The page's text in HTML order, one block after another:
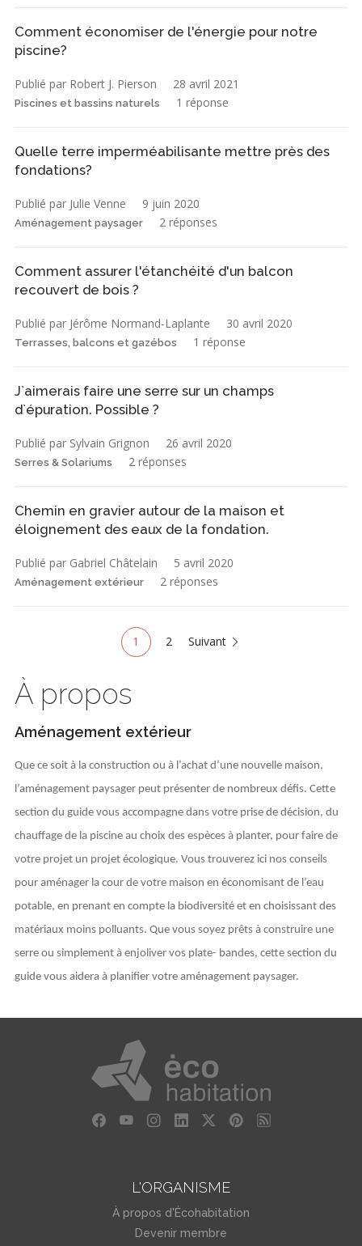
Comment économiser de l'énergie pour notre
piscine?
Publié par Robert J. Pierson 28 avril 2021
Piscines et bassins naturels 1 réponse
Quelle terre imperméabilisante mettre près des
fondations?
Publié par Julie Venne 9 juin 2020
Aménagement paysager 2 réponses
Comment assurer l'étanchéité d'un balcon
recouvert de bois ?
Publié par Jérôme Normand-Laplante 30 avril 2020
Terrasses, balcons et gazébos 1 réponse
J`aimerais faire une serre sur un champs
d`épuration. Possible ?
Publié par Sylvain Grignon 26 avril 2020
Serres & Solariums 2 réponses
Chemin en gravier autour de la maison et
éloignement des eaux de la fondation.
Publié par Gabriel Châtelain 5 avril 2020
Aménagement extérieur 2 réponses
1 2 Suivant
À propos
Aménagement extérieur
Que ce soit à la construction ou à l’achat d’une nouvelle maison,
l’aménagement paysager peut présenter de nombreux défis. Cette
section du guide vous accompagne dans votre prise de décision, du
chauffage de la piscine au choix des espèces à planter, pour faire de
votre projet un projet écologique. Vous trouverez ici nos conseils
pour aménager la cour de votre maison en économisant de l’eau
potable, en prenant en compte la biodiversité et en choisissant des
matériaux moins polluants. Que vous soyez prêts à construire une
serre ou simplement à enjoliver vos plate- bandes, cette section du
guide vous aidera à planifier votre aménagement paysager.
L'ORGANISME
À propos d'Écohabitation
Devenir membre